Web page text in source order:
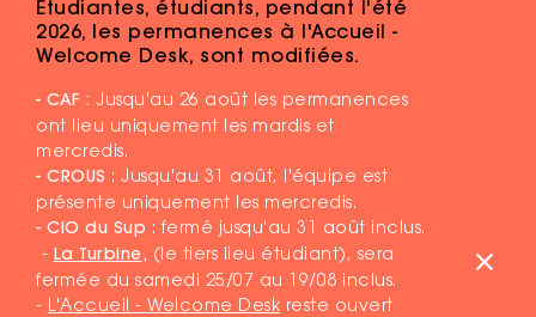
Étudiantes, étudiants, pendant l'été
2026, les permanences à l'Accueil -
Welcome Desk, sont modifiées.
- CAF : Jusqu'au 26 août les permanences
ont lieu uniquement les mardis et
mercredis.
- CROUS : Jusqu'au 31 août, l'équipe est
présente uniquement les mercredis.
- CIO du Sup : fermé jusqu'au 31 août inclus.
- La Turbine, (le tiers lieu étudiant), sera
fermée du samedi 25/07 au 19/08 inclus.
- L'Accueil - Welcome Desk reste ouvert